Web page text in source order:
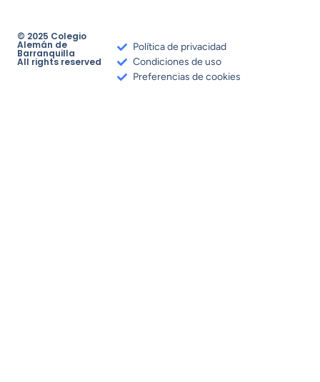
© 2025 Colegio
Alemán de
Barranquilla
All rights reserved
Política de privacidad
Condiciones de uso
Preferencias de cookies